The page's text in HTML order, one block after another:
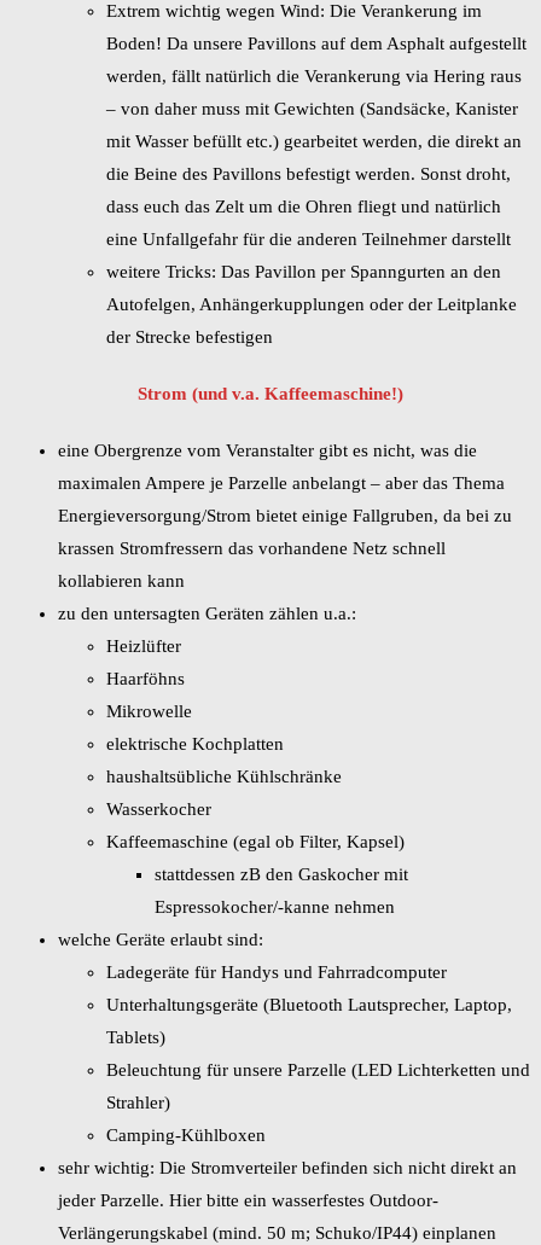
Extrem wichtig wegen Wind: Die Verankerung im
Boden! Da unsere Pavillons auf dem Asphalt aufgestellt
werden, fällt natürlich die Verankerung via Hering raus
– von daher muss mit Gewichten (Sandsäcke, Kanister
mit Wasser befüllt etc.) gearbeitet werden, die direkt an
die Beine des Pavillons befestigt werden. Sonst droht,
dass euch das Zelt um die Ohren fliegt und natürlich
eine Unfallgefahr für die anderen Teilnehmer darstellt
weitere Tricks: Das Pavillon per Spanngurten an den
Autofelgen, Anhängerkupplungen oder der Leitplanke
der Strecke befestigen
Strom (und v.a. Kaffeemaschine!)
eine Obergrenze vom Veranstalter gibt es nicht, was die
maximalen Ampere je Parzelle anbelangt – aber das Thema
Energieversorgung/Strom bietet einige Fallgruben, da bei zu
krassen Stromfressern das vorhandene Netz schnell
kollabieren kann
zu den untersagten Geräten zählen u.a.:
Heizlüfter
Haarföhns
Mikrowelle
elektrische Kochplatten
haushaltsübliche Kühlschränke
Wasserkocher
Kaffeemaschine (egal ob Filter, Kapsel)
stattdessen zB den Gaskocher mit
Espressokocher/-kanne nehmen
welche Geräte erlaubt sind:
Ladegeräte für Handys und Fahrradcomputer
Unterhaltungsgeräte (Bluetooth Lautsprecher, Laptop,
Tablets)
Beleuchtung für unsere Parzelle (LED Lichterketten und
Strahler)
Camping-Kühlboxen
sehr wichtig: Die Stromverteiler befinden sich nicht direkt an
jeder Parzelle. Hier bitte ein wasserfestes Outdoor-
Verlängerungskabel (mind. 50 m; Schuko/IP44) einplanen